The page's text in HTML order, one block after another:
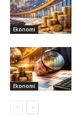
Ekonomi
Ekonomi